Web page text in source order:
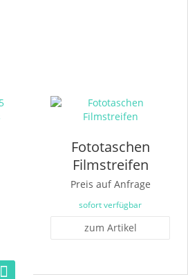
Fototaschen
Filmstreifen
Preis auf Anfrage
sofort verfügbar
zum Artikel